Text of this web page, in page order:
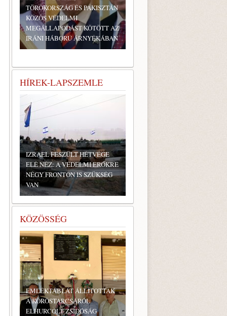
TÖRÖKORSZÁG ÉS PAKISZTÁN
KÖZÖS VÉDELMI
MEGÁLLAPODÁST KÖTÖTT AZ
IRÁNI HÁBORÚ ÁRNYÉKÁBAN
HÍREK-LAPSZEMLE
IZRAEL FESZÜLT HÉTVÉGE
ELÉ NÉZ: A VÉDELMI ERŐKRE
NÉGY FRONTON IS SZÜKSÉG
VAN
KÖZÖSSÉG